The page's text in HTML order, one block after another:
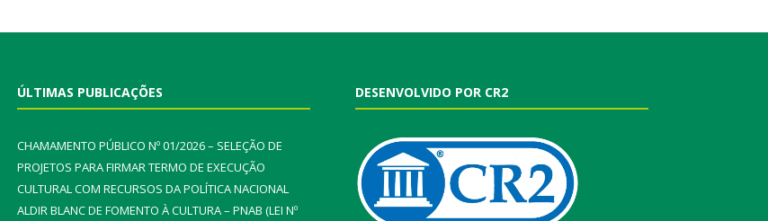
ÚLTIMAS PUBLICAÇÕES
CHAMAMENTO PÚBLICO Nº 01/2026 – SELEÇÃO DE
PROJETOS PARA FIRMAR TERMO DE EXECUÇÃO
CULTURAL COM RECURSOS DA POLÍTICA NACIONAL
ALDIR BLANC DE FOMENTO À CULTURA – PNAB (LEI Nº
DESENVOLVIDO POR CR2